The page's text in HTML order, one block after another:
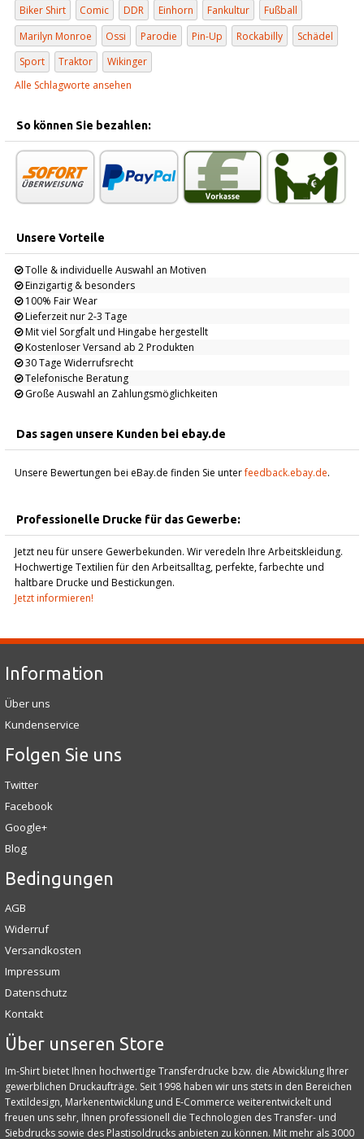
Biker Shirt Comic DDR Einhorn Fankultur
Fußball
Marilyn Monroe
Ossi Parodie Pin-Up Rockabilly
Schädel
Sport
Traktor
Wikinger
Alle Schlagworte ansehen
So können Sie bezahlen:
Unsere Vorteile
Tolle & individuelle Auswahl an Motiven
Einzigartig & besonders
100% Fair Wear
Lieferzeit nur 2-3 Tage
Mit viel Sorgfalt und Hingabe hergestellt
Kostenloser Versand ab 2 Produkten
30 Tage Widerrufsrecht
Telefonische Beratung
Große Auswahl an Zahlungsmöglichkeiten
Das sagen unsere Kunden bei ebay.de
Unsere Bewertungen bei eBay.de finden Sie unterfeedback.ebay.de.
Professionelle Drucke für das Gewerbe:
Jetzt neu für unsere Gewerbekunden. Wir veredeln Ihre Arbeitskleidung.
Hochwertige Textilien für den Arbeitsalltag, perfekte, farbechte und
haltbare Drucke und Bestickungen.
Jetzt informieren!
Information
Über uns
Kundenservice
Folgen Sie uns
Twitter
Facebook
Google+
Blog
Bedingungen
AGB
Widerruf
Versandkosten
Impressum
Datenschutz
Kontakt
Über unseren Store
Im-Shirt bietet Ihnen hochwertige Transferdrucke bzw. die Abwicklung Ihrer
gewerblichen Druckaufträge. Seit 1998 haben wir uns stets in den Bereichen
Textildesign, Markenentwicklung und E‑Commerce weiterentwickelt und
freuen uns sehr, Ihnen professionell die Technologien des Transfer- und
Siebdrucks sowie des Plastisoldrucks anbieten zu können. Mit mehr als 3000